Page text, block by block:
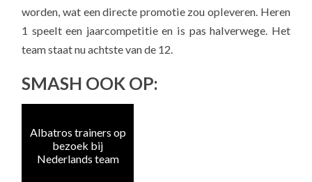
worden, wat een directe promotie zou opleveren. Heren
1 speelt een jaarcompetitie en is pas halverwege. Het
team staat nu achtste van de 12.
SMASH OOK OP:
Albatros trainers op
bezoek bij
Nederlands team